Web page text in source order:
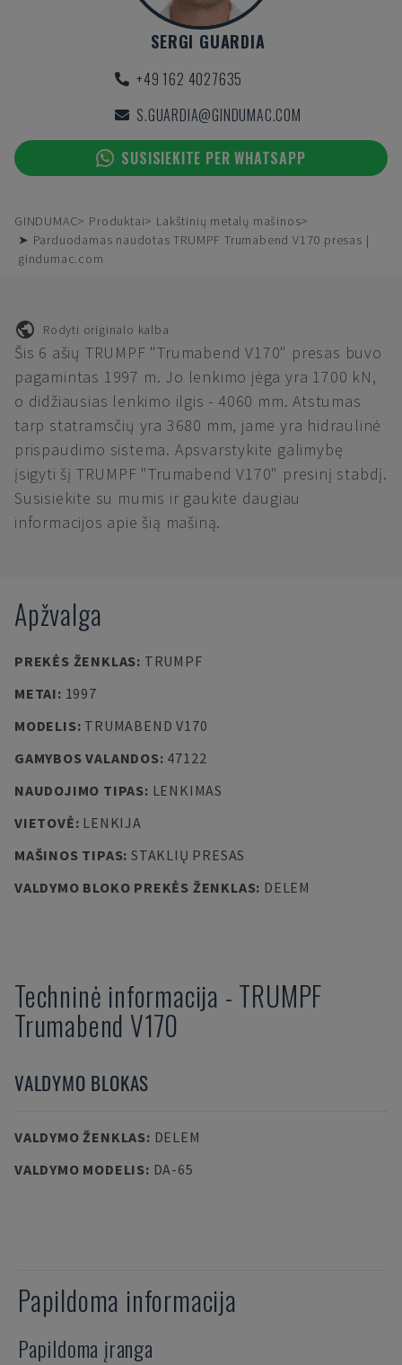
SERGI GUARDIA
+49 162 4027635
S.GUARDIA@GINDUMAC.COM
SUSISIEKITE PER WHATSAPP
GINDUMAC Produktai
Lakštinių metalų mašinos
➤ Parduodamas naudotas TRUMPF Trumabend V170 presas |
gindumac.com
Rodyti originalo kalba
Šis 6 ašių TRUMPF "Trumabend V170" presas buvo
pagamintas 1997 m. Jo lenkimo jėga yra 1700 kN,
o didžiausias lenkimo ilgis - 4060 mm. Atstumas
tarp statramsčių yra 3680 mm, jame yra hidraulinė
prispaudimo sistema. Apsvarstykite galimybę
įsigyti šį TRUMPF "Trumabend V170" presinį stabdį.
Susisiekite su mumis ir gaukite daugiau
informacijos apie šią mašiną.
Apžvalga
PREKĖS ŽENKLAS: TRUMPF
METAI: 1997
MODELIS: TRUMABEND V170
GAMYBOS VALANDOS: 47122
NAUDOJIMO TIPAS: LENKIMAS
VIETOVĖ: LENKIJA
MAŠINOS TIPAS: STAKLIŲ PRESAS
VALDYMO BLOKO PREKĖS ŽENKLAS: DELEM
Techninė informacija - TRUMPF
Trumabend V170
VALDYMO BLOKAS
VALDYMO ŽENKLAS: DELEM
VALDYMO MODELIS: DA-65
Papildoma informacija
Papildoma įranga